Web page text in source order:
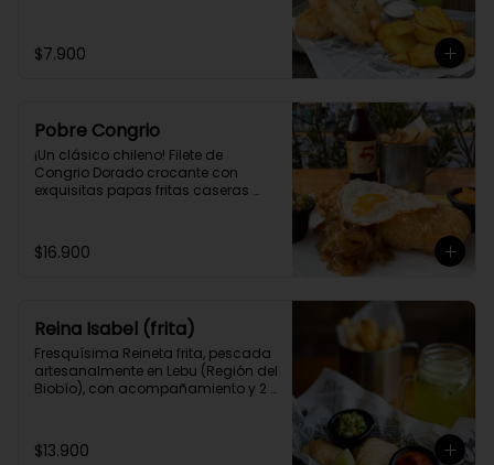
$7.900
Pobre Congrio
¡Un clásico chileno! Filete de
Congrio Dorado crocante con
exquisitas papas fritas caseras
$16.900
Reina Isabel (frita)
Fresquísima Reineta frita, pescada
artesanalmente en Lebu (Región del
Biobío), con acompañamiento y 2
$13.900